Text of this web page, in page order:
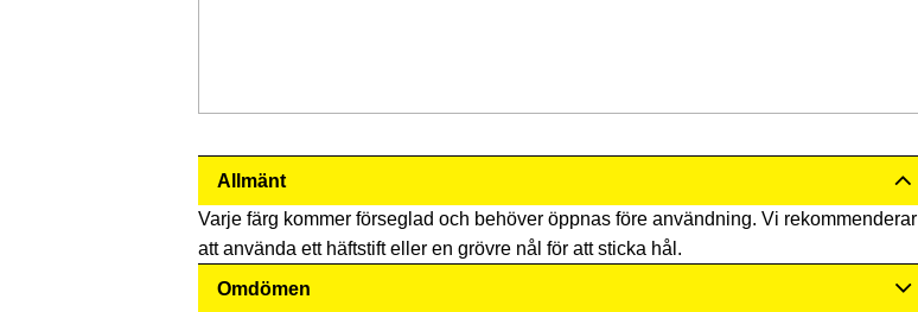
Allmänt
Varje färg kommer förseglad och behöver öppnas före användning. Vi rekommenderar
att använda ett häftstift eller en grövre nål för att sticka hål.
Omdömen